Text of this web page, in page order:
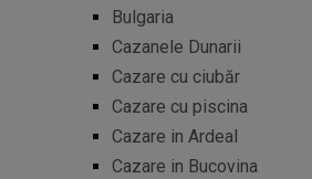
Bulgaria
Cazanele Dunarii
Cazare cu ciubăr
Cazare cu piscina
Cazare in Ardeal
Cazare in Bucovina